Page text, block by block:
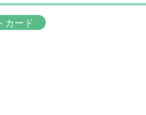
カード